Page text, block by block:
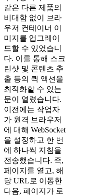
같은 다른 제품의
비대함 없이 브라
우저 컨테이너 이
미지를 업그레이
드할 수 있었습니
다. 이를 통해 스크
린샷 및 콘텐츠 추
출 등의 퀵 액션을
최적화할 수 있는
문이 열렸습니다.
이전에는 작업자
가 원격 브라우저
에 대해 WebSocket
을 설정하고 한 번
에 하나씩 지침을
전송했습니다. 즉,
페이지를 열고, 해
당 URL로 이동한
다음, 페이지가 로